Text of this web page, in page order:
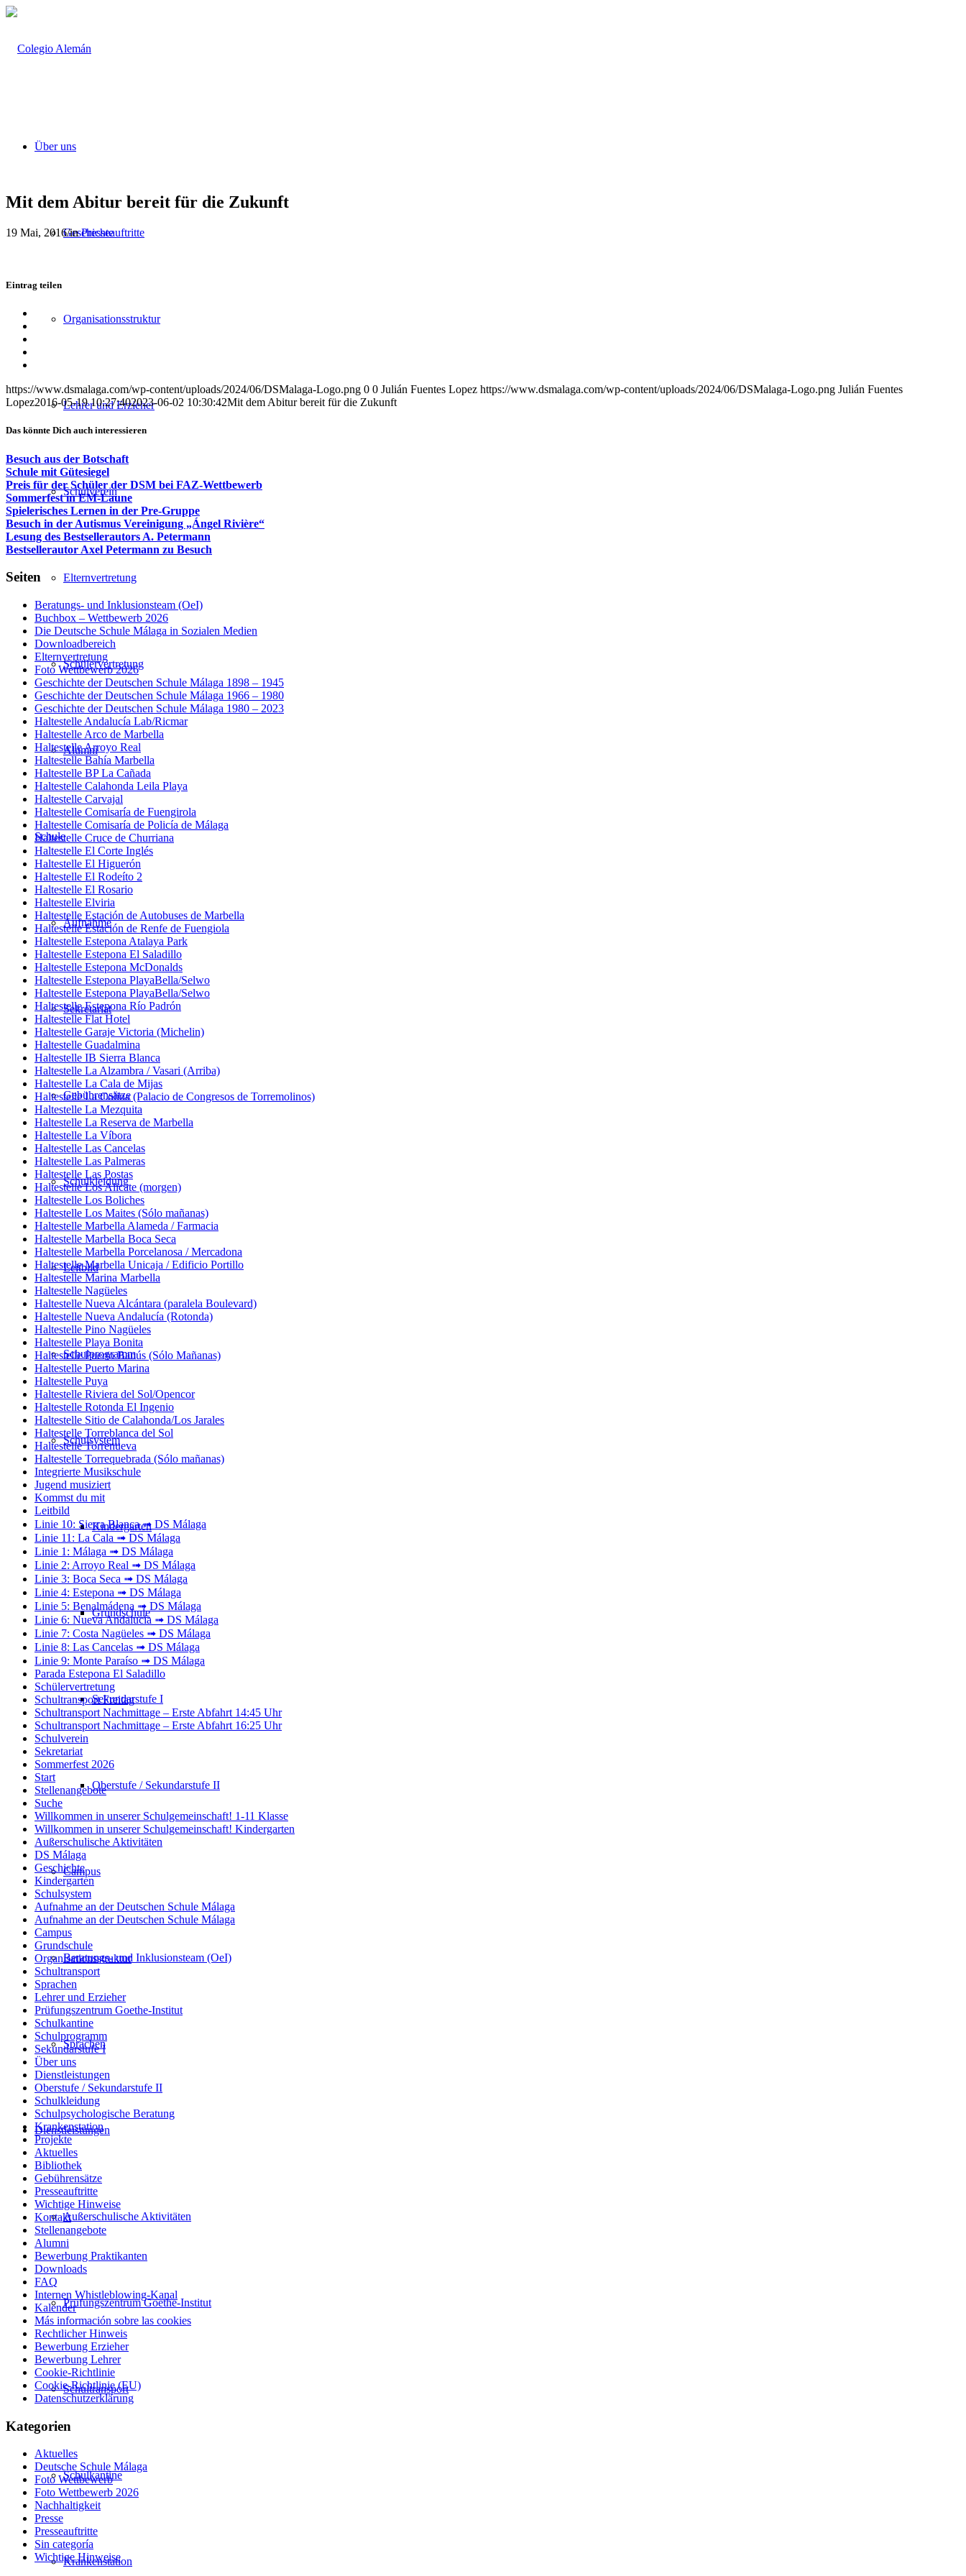
Über uns
Geschichte
Organisationsstruktur
Lehrer und Erzieher
Schulverein
Elternvertretung
Schülervertretung
Alumni
Schule
Aufnahme
Sekretariat
Gebührensätze
Schulkleidung
Leitbild
Schulprogramm
Schulsystem
Kindergarten
Grundschule
Sekundarstufe I
Oberstufe / Sekundarstufe II
Campus
Beratungs- und Inklusionsteam (OeI)
Sprachen
Dienstleistungen
Außerschulische Aktivitäten
Prüfungszentrum Goethe-Institut
Schultransport
Schulkantine
Krankenstation
Mit dem Abitur bereit für die Zukunft
19 Mai, 2016/inPresseauftritte
Eintrag teilen
Teilen
Mail
teilen
https://www.dsmalaga.com/wp-content/uploads/2024/06/DSMalaga-Logo.png 0 0 Julián Fuentes Lopez https://www.dsmalaga.com/wp-content/uploads/2024/06/DSMalaga-Logo.png Julián Fuentes
Lopez2016-05-19 10:27:402023-06-02 10:30:42Mit dem Abitur bereit für die Zukunft
Das könnte Dich auch interessieren
Besuch aus der Botschaft
Schule mit Gütesiegel
Preis für der Schüler der DSM bei FAZ-Wettbewerb
Sommerfest in EM-Laune
Spielerisches Lernen in der Pre-Gruppe
Besuch in der Autismus Vereinigung „Ángel Rivière“
Lesung des Bestsellerautors A. Petermann
Bestsellerautor Axel Petermann zu Besuch
Seiten
Beratungs- und Inklusionsteam (OeI)
Buchbox – Wettbewerb 2026
Die Deutsche Schule Málaga in Sozialen Medien
Downloadbereich
Elternvertretung
Foto Wettbewerb 2026
Geschichte der Deutschen Schule Málaga 1898 – 1945
Geschichte der Deutschen Schule Málaga 1966 – 1980
Geschichte der Deutschen Schule Málaga 1980 – 2023
Haltestelle Andalucía Lab/Ricmar
Haltestelle Arco de Marbella
Haltestelle Arroyo Real
Haltestelle Bahía Marbella
Haltestelle BP La Cañada
Haltestelle Calahonda Leila Playa
Haltestelle Carvajal
Haltestelle Comisaría de Fuengirola
Haltestelle Comisaría de Policía de Málaga
Haltestelle Cruce de Churriana
Haltestelle El Corte Inglés
Haltestelle El Higuerón
Haltestelle El Rodeíto 2
Haltestelle El Rosario
Haltestelle Elviria
Haltestelle Estación de Autobuses de Marbella
Haltestelle Estación de Renfe de Fuengiola
Haltestelle Estepona Atalaya Park
Haltestelle Estepona El Saladillo
Haltestelle Estepona McDonalds
Haltestelle Estepona PlayaBella/Selwo
Haltestelle Estepona PlayaBella/Selwo
Haltestelle Estepona Río Padrón
Haltestelle Flat Hotel
Haltestelle Garaje Victoria (Michelin)
Haltestelle Guadalmina
Haltestelle IB Sierra Blanca
Haltestelle La Alzambra / Vasari (Arriba)
Haltestelle La Cala de Mijas
Haltestelle La Colina (Palacio de Congresos de Torremolinos)
Haltestelle La Mezquita
Haltestelle La Reserva de Marbella
Haltestelle La Víbora
Haltestelle Las Cancelas
Haltestelle Las Palmeras
Haltestelle Las Postas
Haltestelle Los Alicate (morgen)
Haltestelle Los Boliches
Haltestelle Los Maites (Sólo mañanas)
Haltestelle Marbella Alameda / Farmacia
Haltestelle Marbella Boca Seca
Haltestelle Marbella Porcelanosa / Mercadona
Haltestelle Marbella Unicaja / Edificio Portillo
Haltestelle Marina Marbella
Haltestelle Nagüeles
Haltestelle Nueva Alcántara (paralela Boulevard)
Haltestelle Nueva Andalucía (Rotonda)
Haltestelle Pino Nagüeles
Haltestelle Playa Bonita
Haltestelle Puerto Banús (Sólo Mañanas)
Haltestelle Puerto Marina
Haltestelle Puya
Haltestelle Riviera del Sol/Opencor
Haltestelle Rotonda El Ingenio
Haltestelle Sitio de Calahonda/Los Jarales
Haltestelle Torreblanca del Sol
Haltestelle Torrenueva
Haltestelle Torrequebrada (Sólo mañanas)
Integrierte Musikschule
Jugend musiziert
Kommst du mit
Leitbild
Linie 10: Sierra Blanca ➟ DS Málaga
Linie 11: La Cala ➟ DS Málaga
Linie 1: Málaga ➟ DS Málaga
Linie 2: Arroyo Real ➟ DS Málaga
Linie 3: Boca Seca ➟ DS Málaga
Linie 4: Estepona ➟ DS Málaga
Linie 5: Benalmádena ➟ DS Málaga
Linie 6: Nueva Andalucía ➟ DS Málaga
Linie 7: Costa Nagüeles ➟ DS Málaga
Linie 8: Las Cancelas ➟ DS Málaga
Linie 9: Monte Paraíso ➟ DS Málaga
Parada Estepona El Saladillo
Schülervertretung
Schultransport Freitag
Schultransport Nachmittage – Erste Abfahrt 14:45 Uhr
Schultransport Nachmittage – Erste Abfahrt 16:25 Uhr
Schulverein
Sekretariat
Sommerfest 2026
Start
Stellenangebote
Suche
Willkommen in unserer Schulgemeinschaft! 1-11 Klasse
Willkommen in unserer Schulgemeinschaft! Kindergarten
Außerschulische Aktivitäten
DS Málaga
Geschichte
Kindergarten
Schulsystem
Aufnahme an der Deutschen Schule Málaga
Aufnahme an der Deutschen Schule Málaga
Campus
Grundschule
Organisationsstruktur
Schultransport
Sprachen
Lehrer und Erzieher
Prüfungszentrum Goethe-Institut
Schulkantine
Schulprogramm
Sekundarstufe I
Über uns
Dienstleistungen
Oberstufe / Sekundarstufe II
Schulkleidung
Schulpsychologische Beratung
Krankenstation
Projekte
Aktuelles
Bibliothek
Gebührensätze
Presseauftritte
Wichtige Hinweise
Kontakt
Stellenangebote
Alumni
Bewerbung Praktikanten
Downloads
FAQ
Internen Whistleblowing-Kanal
Kalender
Más información sobre las cookies
Rechtlicher Hinweis
Bewerbung Erzieher
Bewerbung Lehrer
Cookie-Richtlinie
Cookie-Richtlinie (EU)
Datenschutzerklärung
Kategorien
Aktuelles
Deutsche Schule Málaga
Foto Wettbewerb
Foto Wettbewerb 2026
Nachhaltigkeit
Presse
Presseauftritte
Sin categoría
Wichtige Hinweise